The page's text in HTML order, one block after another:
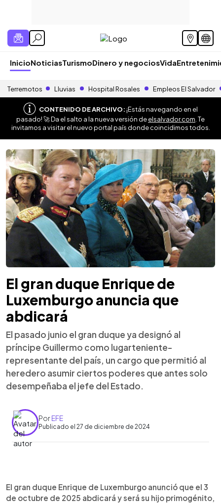
InicioNoticiasTurismoDinero y negociosVida
Terremotos Lluvias Hospital Rosales Empleos El Salvador
CONTENIDO DE ARCHIVO:¡Estás navegando en el
pasado! 🚀 Da el salto a la nueva versión deelsalvador.com . Te
invitamos a visitar el nuevo portal país donde coincidimos todos.
El gran duque Enrique de
Luxemburgo anuncia que
abdicará
El pasado junio el gran duque ya designó al
príncipe Guillermo como lugarteniente-
representante del país, un cargo que permitió al
heredero asumir ciertos poderes que antes solo
desempeñaba el jefe del Estado.
PorEFE
Publicado el 27 de diciembre de 2024
► Escuchar artículo
El gran duque Enrique de Luxemburgo anunció que el 3
de octubre de 2025 abdicará y será su hijo primogénito,